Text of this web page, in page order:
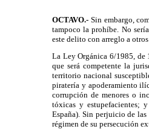
OCTAVO.- Sin embargo,
tampoco la prohíbe. No
este delito con arreglo a
La Ley Orgánica 6/1985,
que será competente la
territorio nacional
piratería y apoderamiento
corrupción de menores o
tóxicas y estupefacientes;
España). Sin perjuicio de
régimen de su persecución